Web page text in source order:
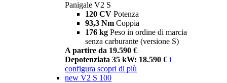
Panigale V2 S
120 CV Potenza
93,3 Nm Coppia
176 kg Peso in ordine di marcia
senza carburante (versione S)
A partire da 19.590 €
Depotenziata 35 kW: 18.590 € i
configura scopri di più
new V2 S 100